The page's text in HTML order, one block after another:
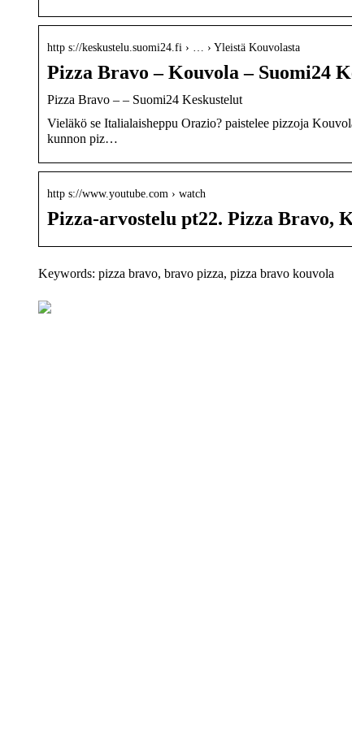
http s://keskustelu.suomi24.fi › … › Yleistä Kouvolasta
Pizza Bravo – Kouvola – Suomi24
Pizza Bravo – – Suomi24 Keskustelut
Vieläkö se Italialaisheppu Orazio? paistelee pizzoja
kunnon piz…
http s://www.youtube.com › watch
Pizza-arvostelu pt22. Pizza Bravo,
Keywords: pizza bravo, bravo pizza, pizza bravo kouvola